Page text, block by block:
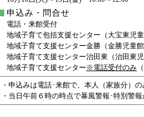
申込み・問合せ
電話・来館受付
地域子育て包括支援センター（大宝東児
地域子育て支援センター金勝（金勝児童
地域子育て支援センター治田東（治田東
地域子育て支援センター※電話受付のみ
・申込みは電話･来館で、本人（家族分）
・当日午前６時の時点で暴風警報･特別警